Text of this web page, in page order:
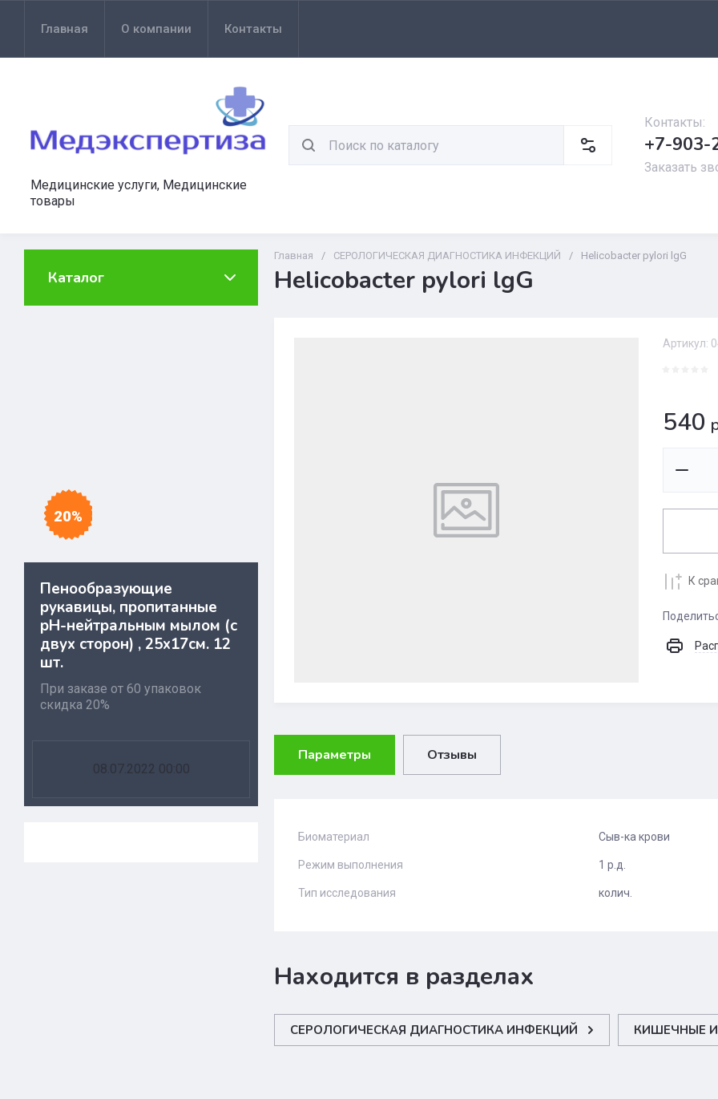
Главная О компании Контакты
Медицинские услуги, Медицинские
товары
Контакты:
+7-903-
Заказать
Каталог
20%
Пенообразующие
рукавицы, пропитанные
pH-нейтральным мылом (с
двух сторон) , 25х17см. 12
шт.
При заказе от 60 упаковок
скидка 20%
08.07.2022 00:00
Главная / СЕРОЛОГИЧЕСКАЯ ДИАГНОСТИКА ИНФЕКЦИЙ / Helicobacter pylori lgG
Helicobacter pylori lgG
Артикул:
540
К
Параметры Отзывы
Биоматериал Сыв-ка крови
Режим выполнения 1 р.д.
Тип исследования колич.
Находится в разделах
СЕРОЛОГИЧЕСКАЯ ДИАГНОСТИКА ИНФЕКЦИЙ КИШЕЧНЫЕ